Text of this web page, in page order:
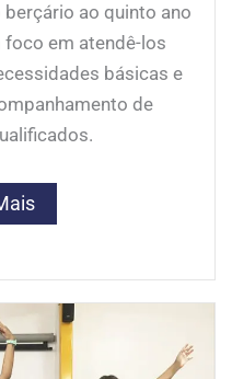
ao quinto ano
em atendê-los
básicas e
de